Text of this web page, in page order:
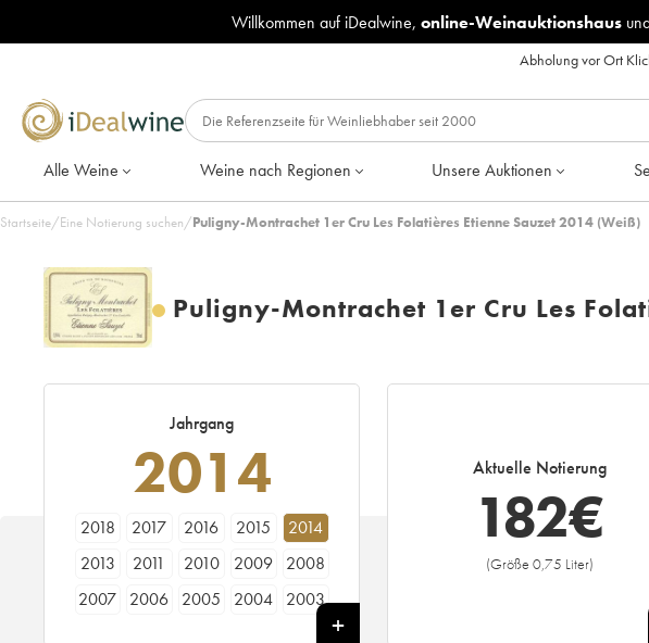
Willkommen auf iDealwine, online-Weinauktionshaus
Abholung vor Ort
Alle Weine Weine nach Regionen Unsere Auktionen
Startseite/Eine Notierung suchen/Puligny-Montrachet 1er Cru Les Folatières Etienne Sauzet 2014 (Weiß)
Puligny-Montrachet 1er Cru Les
Jahrgang
2014
2018 2017 2016 2015
2014
2013
2011 2010 2009
2008
2007
2006 2005 2004
2003
Aktuelle Notierung
182€
(Größe 0,75 Liter)